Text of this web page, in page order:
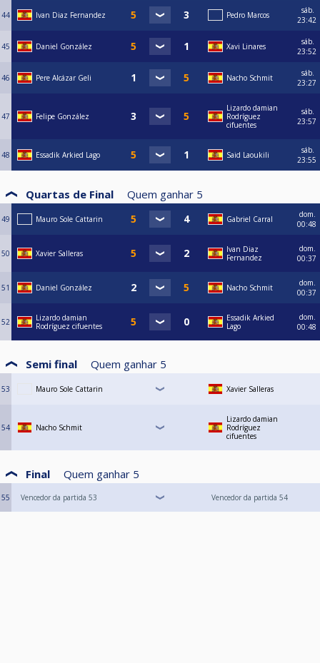
44 Ivan Diaz Fernandez Pedro Marcos
sáb.
23:42
45 Daniel González Xavi Linares
sáb.
23:52
46 Pere Alcázar Geli Nacho Schmit
sáb.
23:27
47 Felipe González
Lizardo damian
Rodríguez
cifuentes
sáb.
23:57
48 Essadik Arkied Lago Said Laoukili
sáb.
23:55
Quartas de Final Quem ganhar 5
49 Mauro Sole Cattarin Gabriel Carral
dom.
00:48
50 Xavier Salleras
Ivan Diaz
Fernandez
dom.
00:37
51 Daniel González Nacho Schmit
dom.
00:37
52
Lizardo damian
Rodríguez cifuentes
Essadik Arkied
Lago
dom.
00:48
Semi final Quem ganhar 5
53 Mauro Sole Cattarin Xavier Salleras
54 Nacho Schmit
Lizardo damian
Rodríguez
cifuentes
Final Quem ganhar 5
55 Vencedor da partida 53 Vencedor da partida 54